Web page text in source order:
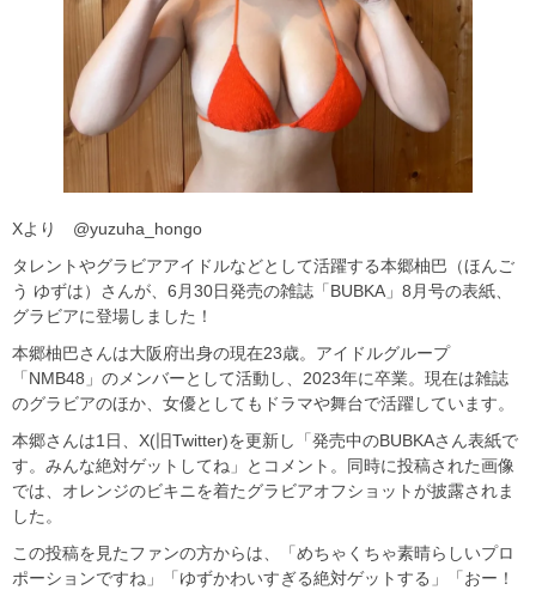
Xより @yuzuha_hongo
タレントやグラビアアイドルなどとして活躍する本郷柚巴（ほんご
う ゆずは）さんが、6月30日発売の雑誌「BUBKA」8月号の表紙、
グラビアに登場しました！
本郷柚巴さんは大阪府出身の現在23歳。アイドルグループ
「NMB48」のメンバーとして活動し、2023年に卒業。現在は雑誌
のグラビアのほか、女優としてもドラマや舞台で活躍しています。
本郷さんは1日、X(旧Twitter)を更新し「発売中のBUBKAさん表紙で
す。みんな絶対ゲットしてね」とコメント。同時に投稿された画像
では、オレンジのビキニを着たグラビアオフショットが披露されま
した。
この投稿を見たファンの方からは、「めちゃくちゃ素晴らしいプロ
ポーションですね」「ゆずかわいすぎる絶対ゲットする」「おー！